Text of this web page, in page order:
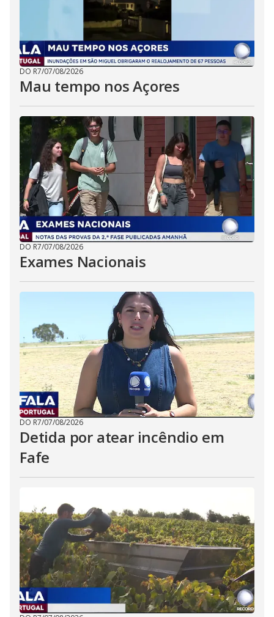
DO R7/07/08/2026
Mau tempo nos Açores
DO R7/07/08/2026
Exames Nacionais
DO R7/07/08/2026
Detida por atear incêndio em
Fafe